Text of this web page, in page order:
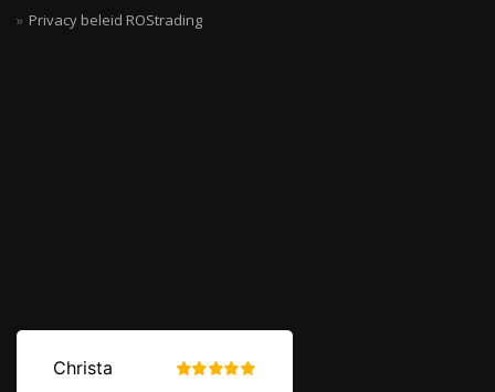
Privacy beleid ROStrading